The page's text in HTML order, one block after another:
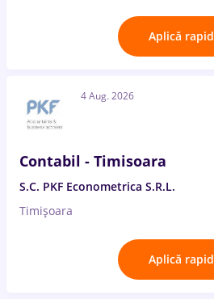
Aplică rapid
4 Aug. 2026
Contabil - Timisoara
S.C. PKF Econometrica S.R.L.
Timișoara
Aplică rapid